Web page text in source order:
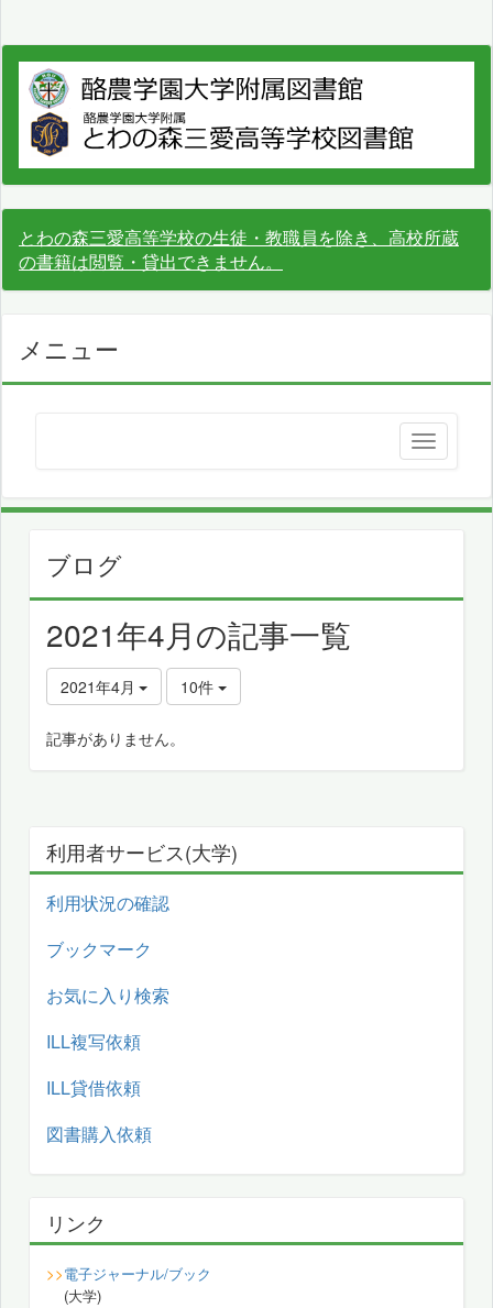
とわの森三愛高等学校の生徒・教職員を除き、高校所蔵
の書籍は閲覧・貸出できません。
メニュー
ブログ
2021年4月の記事一覧
2021年4月 10件
記事がありません。
利用者サービス(大学)
利用状況の確認
ブックマーク
お気に入り検索
ILL複写依頼
ILL貸借依頼
図書購入依頼
リンク
>>電子ジャーナル/ブック
(大学)